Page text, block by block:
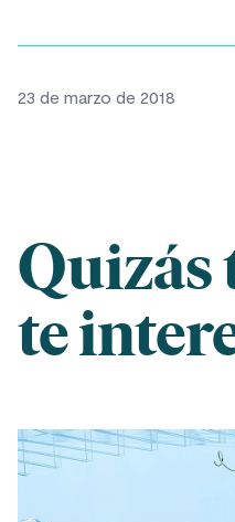
23 de marzo de 2018
Quizás
te